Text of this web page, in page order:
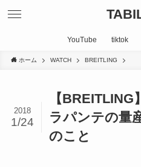
YouTube tiktok
ホーム WATCH BREITLING
【
ラパンテの量
のこと
2018
1/24